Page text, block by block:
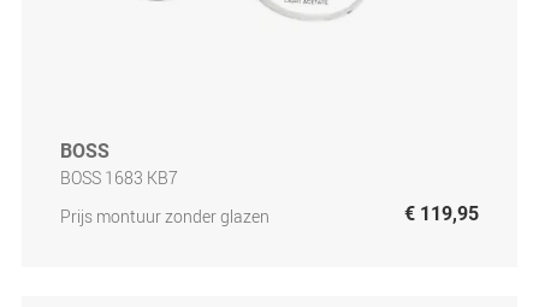
BOSS
BOSS 1683 KB7
Prijs montuur zonder glazen
€ 119,95